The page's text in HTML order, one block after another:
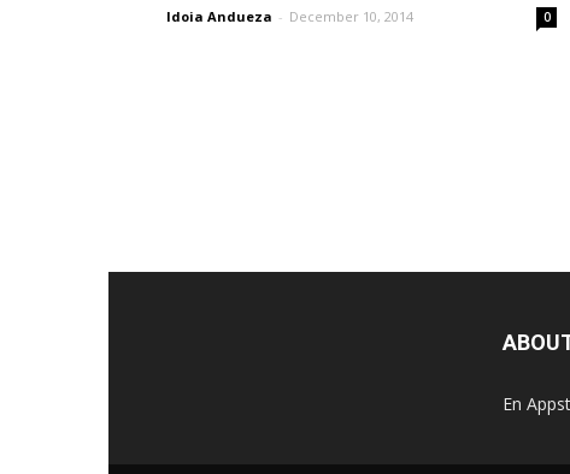
Idoia Andueza - December 10, 2014 0
En